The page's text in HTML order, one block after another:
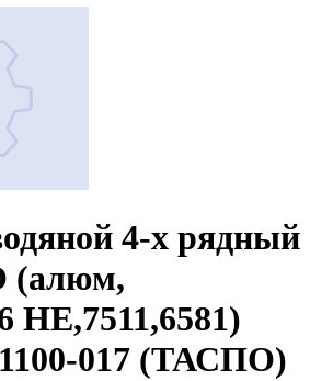
4-х рядный
НЕ,7511,6581)
017 (ТАСПО)